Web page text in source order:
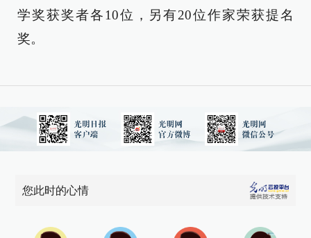
学奖获奖者各10位，另有20位作家荣获提名
奖。
您此时的心情